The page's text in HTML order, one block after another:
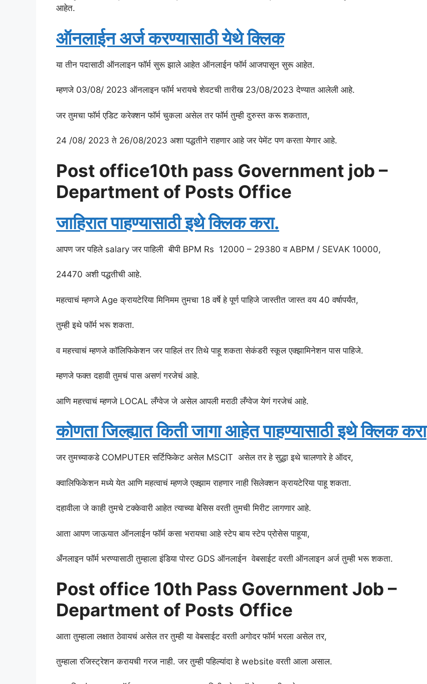
आहेत.
ऑनलाईन अर्ज करण्यासाठी येथे क्लिक
या तीन पदासाठी ऑनलाइन फॉर्म सुरू झाले आहेत ऑनलाईन फॉर्म आजपासून सुरू आहेत.
म्हणजे 03/08/ 2023 ऑनलाइन फॉर्म भरायचे शेवटची तारीख 23/08/2023 देण्यात आलेली आहे.
जर तुमचा फॉर्म एडिट करेक्शन फॉर्म चुकला असेल तर फॉर्म तुम्ही दुरुस्त करू शकतात,
24 /08/ 2023 ते 26/08/2023 अशा पद्धतीने राहणार आहे जर पेमेंट पण करता येणार आहे.
Post office10th pass Government job –
Department of Posts Office
जाहिरात पाहण्यासाठी इथे क्लिक करा.
आपण जर पहिले salary जर पाहिली बीपी BPM Rs 12000 – 29380 व ABPM / SEVAK 10000,
24470 अशी पद्धतीची आहे.
महत्वाचं म्हणजे Age क्रायटेरिया मिनिमम तुमचा 18 वर्षे हे पूर्ण पाहिजे जास्तीत जास्त वय 40 वर्षापर्यंत,
तुम्ही इथे फॉर्म भरू शकता.
व महत्त्वाचं म्हणजे कॉलिफिकेशन जर पाहिलं तर तिथे पाहू शकता सेकंडरी स्कूल एक्झामिनेशन पास पाहिजे.
म्हणजे फक्त दहावी तुमचं पास असणं गरजेचं आहे.
आणि महत्त्वाचं म्हणजे LOCAL लँग्वेज जे असेल आपली मराठी लँग्वेज येणं गरजेचं आहे.
कोणता जिल्ह्यात किती जागा आहेत पाहण्यासाठी इथे क्लिक करा
जर तुमच्याकडे COMPUTER सर्टिफिकेट असेल MSCIT असेल तर हे सुद्धा इथे चालणारे हे ऑदर,
क्वालिफिकेशन मध्ये येत आणि महत्वाचं म्हणजे एक्झाम राहणार नाही सिलेक्शन क्रायटेरिया पाहू शकता.
दहावीला जे काही तुमचे टक्केवारी आहेत त्याच्या बेसिस वरती तुमची मिरीट लागणार आहे.
आता आपण जाऊयात ऑनलाईन फॉर्म कसा भरायचा आहे स्टेप बाय स्टेप प्रोसेस पाहूया,
अँनलाइन फॉर्म भरण्यासाठी तुम्हाला इंडिया पोस्ट GDS ऑनलाईन वेबसाईट वरती ऑनलाइन अर्ज तुम्ही भरू शकता.
Post office 10th Pass Government Job –
Department of Posts Office
आता तुम्हाला लक्षात ठेवायचं असेल तर तुम्ही या वेबसाईट वरती अगोदर फॉर्म भरला असेल तर,
तुम्हाला रजिस्ट्रेशन करायची गरज नाही. जर तुम्ही पहिल्यांदा हे website वरती आला असाल.